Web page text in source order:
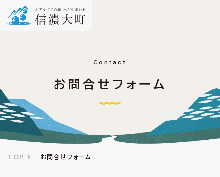
Contact
お問合せフォーム
TOP お問合せフォーム